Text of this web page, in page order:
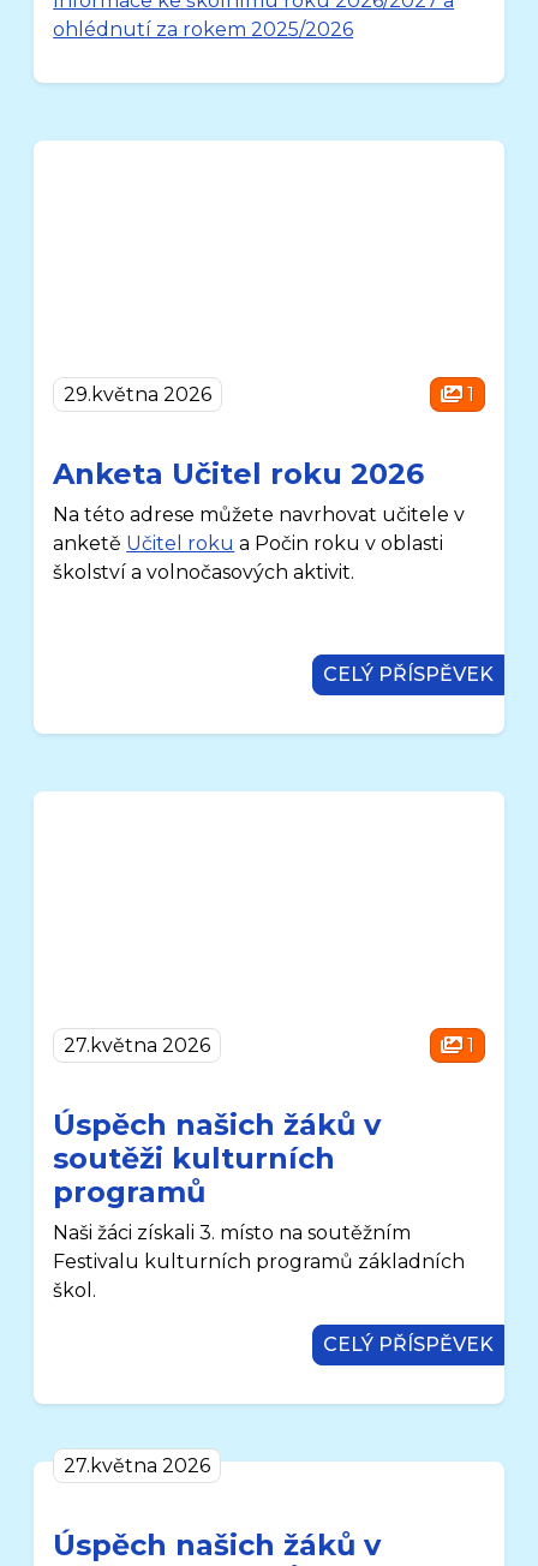
ohlédnutí za rokem 2025/2026
29.května 2026 1
Anketa Učitel roku 2026
Na této adrese můžete navrhovat učitele v
anketě Učitel roku a Počin roku v oblasti
školství a volnočasových aktivit.
CELÝ PŘÍSPĚVEK
27.května 2026 1
Úspěch našich žáků v
soutěži kulturních
programů
Naši žáci získali 3. místo na soutěžním
Festivalu kulturních programů základních
škol.
CELÝ PŘÍSPĚVEK
27.května 2026
Úspěch našich žáků v